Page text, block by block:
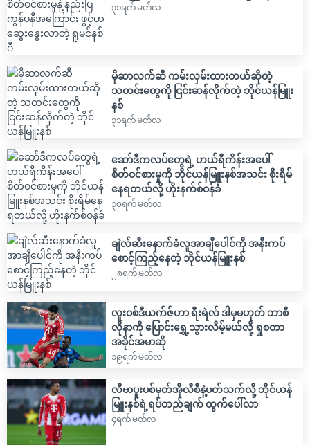
၃၁ရက် မတ်လ
မိုဆာလက်ဆီ ကမ်းလှမ်းထားတယ်ဆိုတဲ့
သတင်းတွေကို ငြင်းဆန်လိုက်တဲ့ ဘိုင်ယန်မြူး
နစ်
၃၁ရက် မတ်လ
ဆော်ဒီကလပ်တွေရဲ့ ဟယ်ရီကိန်းအပေါ်
စိတ်ဝင်စားမှုကို ဘိုင်ယန်မြူးနစ်အသင်း စိုးရိမ်
နေရတယ်လို့ ဟိုးနက်စ်ဝန်ခံ
၃၀ရက် မတ်လ
ချဲလ်ဆီးနောက်ခံလူအာချီပေါင်ကို အနီးကပ်
စောင့်ကြည့်နေတဲ့ ဘိုင်ယန်မြူးနစ်
၂၈ရက် မတ်လ
လူးဝစ်ဒီယက်ဇ်ဟာ ရီးရဲလ် ဒါမှမဟုတ် ဘာစီ
လိုနာကို ပြောင်းရွှေ့သွားလိမ့်မယ်လို့ ရှုစတာ
အခိုင်အမာဆို
၁၉ရက် မတ်လ
လီဗာပူးပစ်မှတ်အိုလီစီနဲ့ပတ်သက်လို့ ဘိုင်ယန်
မြူးနစ်ရဲ့ရပ်တည်ချက် ထွက်ပေါ်လာ
၄ရက် မတ်လ